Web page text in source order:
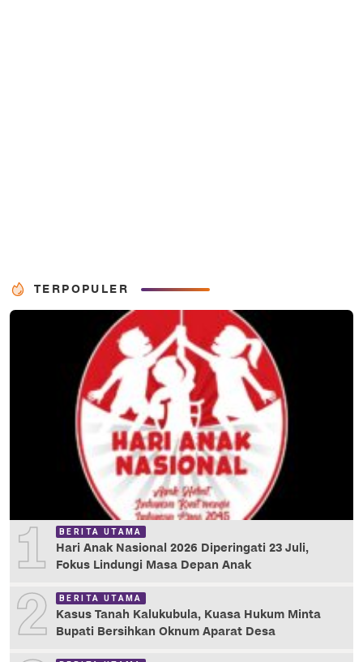
TERPOPULER
1 BERITA UTAMA
Hari Anak Nasional 2026 Diperingati 23 Juli,
Fokus Lindungi Masa Depan Anak
2 BERITA UTAMA
Kasus Tanah Kalukubula, Kuasa Hukum Minta
Bupati Bersihkan Oknum Aparat Desa